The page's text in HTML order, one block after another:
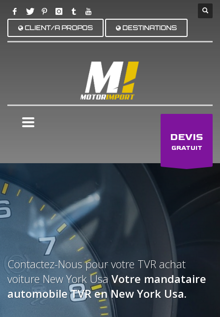
CLIENT/A PROPOS DESTINATIONS
DEVIS
GRATUIT
Contactez-Nous pour votre TVR achat
voiture New York UsaVotre mandataire
automobile TVR en New York Usa.